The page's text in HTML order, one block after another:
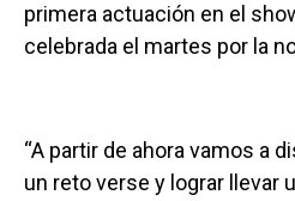
primera actuación en el
celebrada el martes por la
“A partir de ahora vamos a
un reto verse y lograr llevar